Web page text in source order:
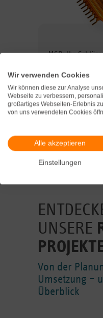
MSR: Ihr
Überwachung
verschiedenster
In Verbindung
über die
optimieren wir
Energiebilanz
ANFRAGE
UNSERE
Von der
Umsetzung –
Überblick
Wir verwenden Cookies
Wir können diese zur Analyse
Webseite zu verbessern,
großartiges Webseiten-Erlebnis
von uns verwendeten Cookies
Alle akzeptieren
Einstellungen